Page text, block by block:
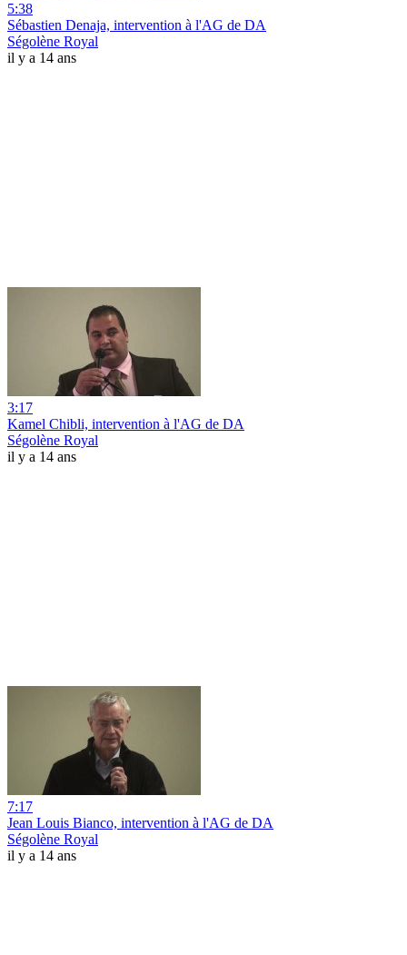
5:38
Sébastien Denaja, intervention à l'AG de DA
Ségolène Royal
il y a 14 ans
3:17
Kamel Chibli, intervention à l'AG de DA
Ségolène Royal
il y a 14 ans
7:17
Jean Louis Bianco, intervention à l'AG de DA
Ségolène Royal
il y a 14 ans